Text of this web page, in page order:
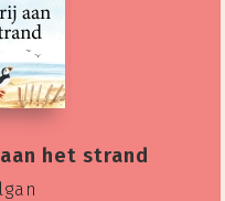
het strand